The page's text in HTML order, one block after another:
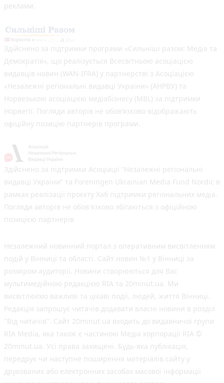
реклами.
Здійснено за підтримки програми «Сильніші разом: Медіа та
Демократія», що реалізується Всесвітньою асоціацією
видавців новин (WAN-IFRA) у партнерстві з Асоціацією
«Незалежні регіональні видавці України» (АНРВУ) та
Норвезькою асоціацією медіабізнесу (MBL) за підтримки
Норвегії. Погляди авторів не обов’язково відображають
офіційну позицію партнерів програми.
Здійснено за підтримки Асоціації “Незалежні регіональні
видавці України” та Foreningen Ukrainian Media Fund Nordic в
рамках реалізації проєкту Хаб підтримки регіональних медіа.
Погляди авторів не обов'язково збігаються з офіційною
позицією партнерів
Незалежний новинний портал з оперативним висвітленням
подій у Вінниці та області. Сайт новин №1 у Вінниці за
розміром аудиторії. Новини створюються для Вас
мультимедійною редакцією RIA та 20minut.ua. Ми
висвітлюємо важливі та цікаві події, людей, життя Вінниці.
Редакція запрошує читачів додавати власні новини в розділ
"Від читачів". Сайт 20minut.ua входить до видавничої групи
RIA Media, яка також є частиною Медіа корпорації RIA ©
20minut.ua. Усі права захищені. Будь-яка публiкацiя,
передрук чи наступне поширення матеріалів сайту у
друкованих або електронних засобах масової інформації